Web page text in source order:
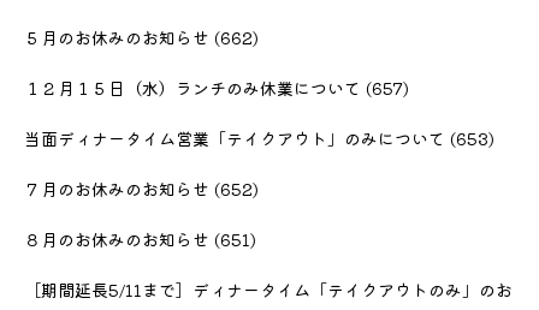
５月のお休みのお知らせ (662)
１２月１５日（水）ランチのみ休業について (657)
当面ディナータイム営業「テイクアウト」のみについて (653)
７月のお休みのお知らせ (652)
８月のお休みのお知らせ (651)
［期間延長5/11まで］ディナータイム「テイクアウトのみ」のお